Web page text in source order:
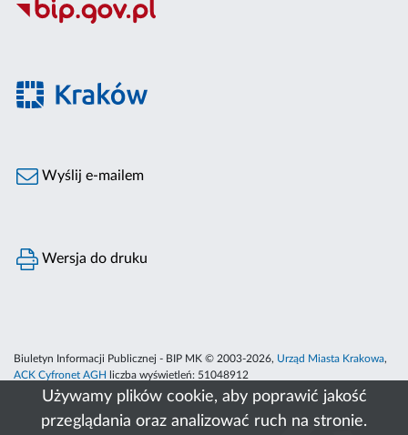
Używamy plików cookie, aby poprawić jakość
przeglądania oraz analizować ruch na stronie.
Wyślij e-mailem
Wersja do druku
Biuletyn Informacji Publicznej - BIP MK © 2003-2026, Urząd Miasta Krakowa,
ACK Cyfronet AGH
liczba wyświetleń: 51048912